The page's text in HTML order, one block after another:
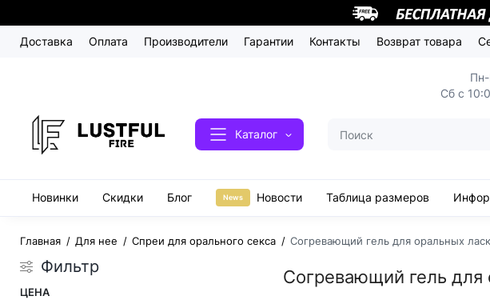
Доставка Оплата Производители Гарантии Контакты Возврат товара
Каталог
Сб с
Новинки Скидки Блог News Новости Таблица размеров
Главная Для нее Спреи для орального секса Согревающий гель для оральных ласк
Фильтр
ЦЕНА
Согревающий гель для